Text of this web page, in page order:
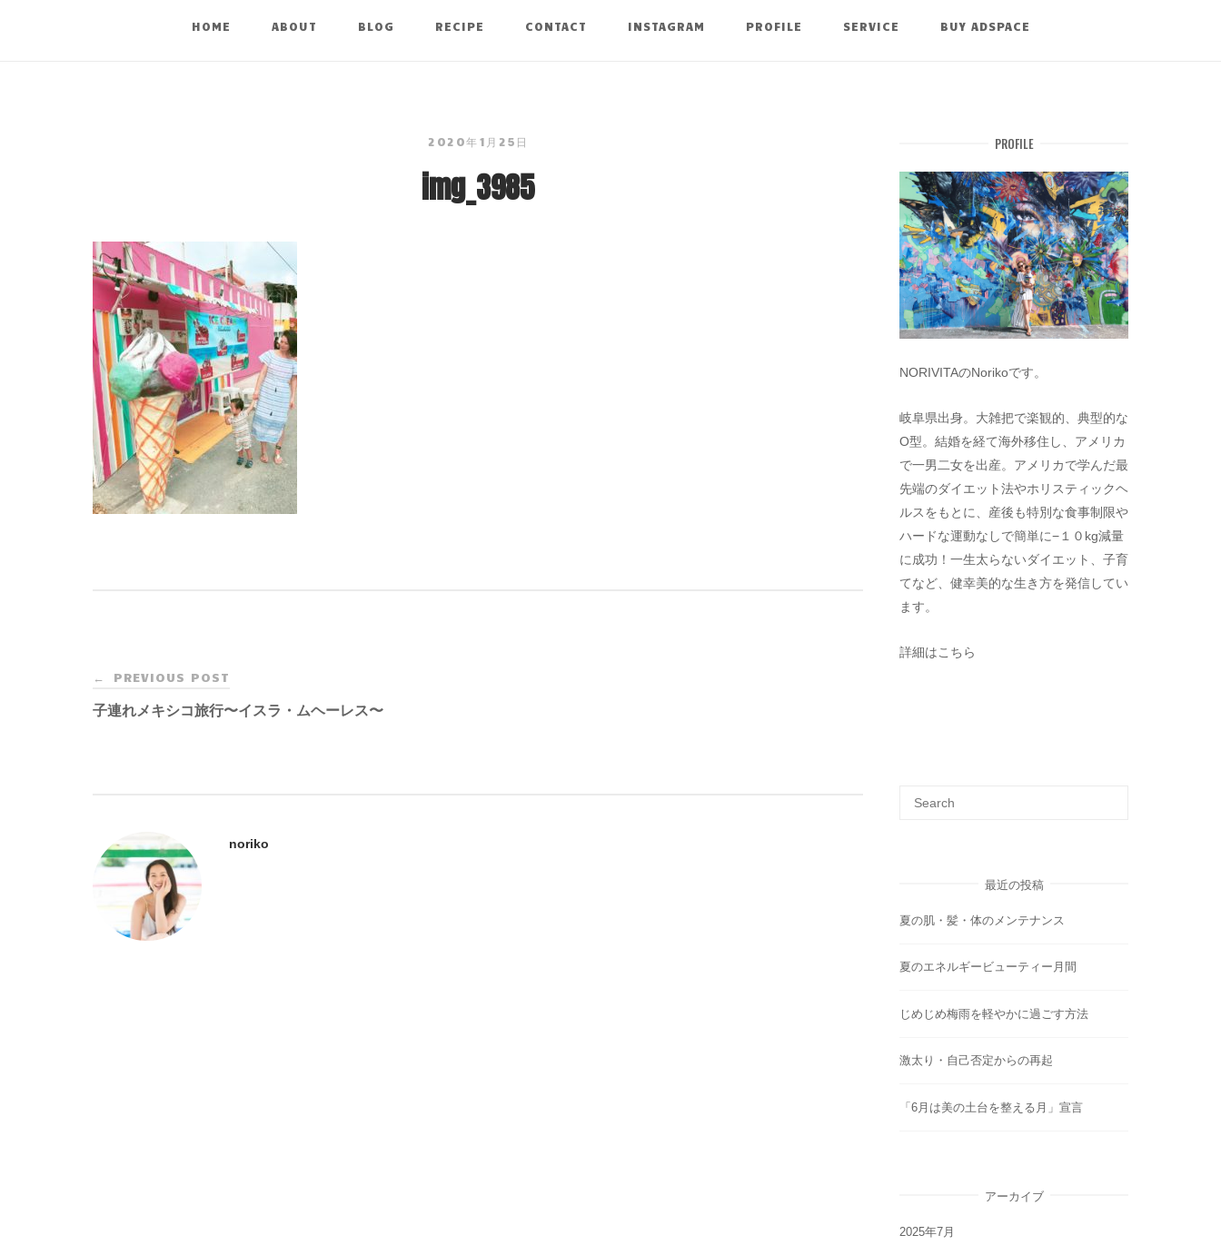
HOME ABOUT BLOG RECIPE CONTACT INSTAGRAM PROFILE SERVICE BUY ADSPACE
2020年1月25日
img_3985
Post
navigation
← PREVIOUS POST
子連れメキシコ旅行〜イスラ・ムヘーレス〜
noriko
PROFILE
NORIVITAのNorikoです。
岐阜県出身。大雑把で楽観的、典型的な
O型。結婚を経て海外移住し、アメリカ
で一男二女を出産。アメリカで学んだ最
先端のダイエット法やホリスティックヘ
ルスをもとに、産後も特別な食事制限や
ハードな運動なしで簡単に−１０kg減量
に成功！一生太らないダイエット、子育
てなど、健幸美的な生き方を発信してい
ます。
詳細はこちら
最近の投稿
夏の肌・髪・体のメンテナンス
夏のエネルギービューティー月間
じめじめ梅雨を軽やかに過ごす方法
激太り・自己否定からの再起
「6月は美の土台を整える月」宣言
アーカイブ
2025年7月